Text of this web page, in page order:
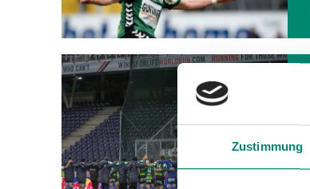
Zustimmung